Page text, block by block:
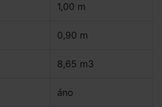
1,00 m
0,90 m
8,65 m3
áno